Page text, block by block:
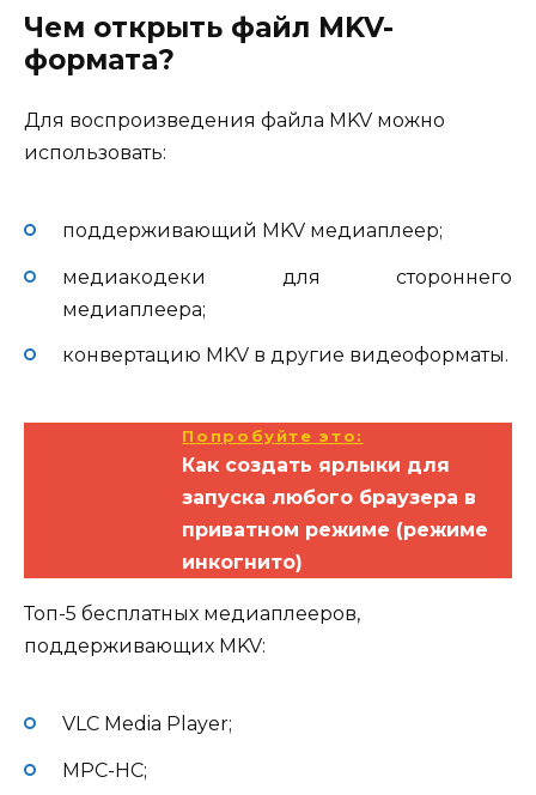
Чем открыть файл MKV-
формата?
Для воспроизведения файла MKV можно
использовать:
поддерживающий MKV медиаплеер;
медиакодеки для стороннего
медиаплеера;
конвертацию MKV в другие видеоформаты.
Попробуйте это:
Как создать ярлыки для
запуска любого браузера в
приватном режиме (режиме
инкогнито)
Топ-5 бесплатных медиаплееров,
поддерживающих MKV:
VLC Media Player;
MPC-HC;